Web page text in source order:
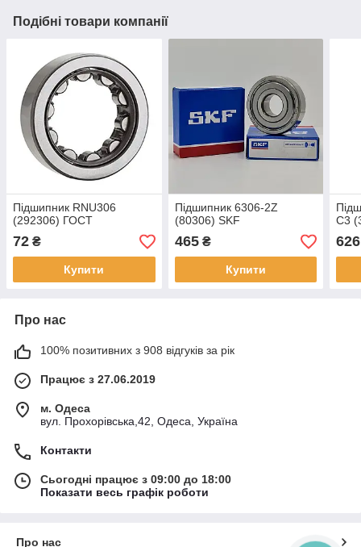
Подібні товари компанії
Підшипник RNU306
(292306) ГОСТ
72 ₴
Купити
Підшипник 6306-2Z
(80306) SKF
465₴
Купити
C3
626
Про нас
100% позитивних з 908 відгуків за рік
Працює з 27.06.2019
м. Одеса
вул. Прохорівська,42, Одеса, Україна
Контакти
Сьогодні працює з 09:00 до 18:00
Показати весь графік роботи
Про нас